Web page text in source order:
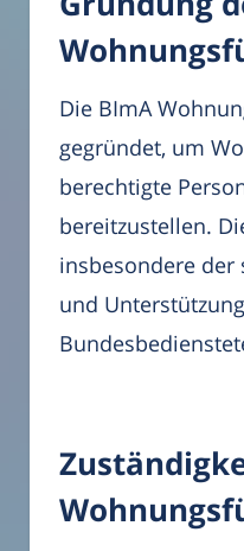
Die BImA
gegründet, um
berechtigte
bereitzustellen.
insbesondere der
und